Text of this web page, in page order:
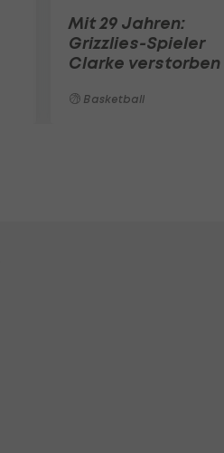
Mit 29 Jahren:
Grizzlies-Spieler
Clarke verstorben
Basketball